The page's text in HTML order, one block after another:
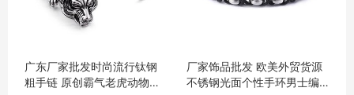
广东厂家批发时尚流行钛钢
粗手链 原创霸气老虎动物钛
厂家饰品批发 欧美外贸货源
不锈钢光面个性手环男士编